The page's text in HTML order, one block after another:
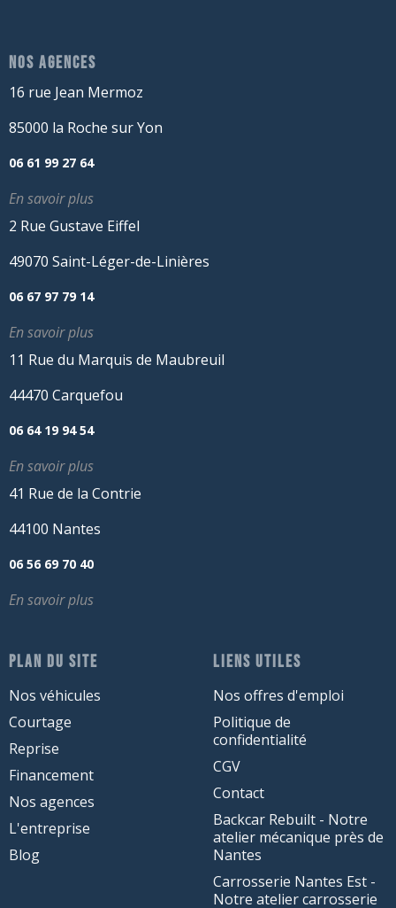
NOS AGENCES
16 rue Jean Mermoz
85000 la Roche sur Yon
06 61 99 27 64
En savoir plus
2 Rue Gustave Eiffel
49070 Saint-Léger-de-Linières
06 67 97 79 14
En savoir plus
11 Rue du Marquis de Maubreuil
44470 Carquefou
06 64 19 94 54
En savoir plus
41 Rue de la Contrie
44100 Nantes
06 56 69 70 40
En savoir plus
PLAN DU SITE
Nos véhicules
Courtage
Reprise
Financement
Nos agences
L'entreprise
Blog
LIENS UTILES
Nos offres d'emploi
Politique de
confidentialité
CGV
Contact
Backcar Rebuilt - Notre
atelier mécanique près de
Nantes
Carrosserie Nantes Est -
Notre atelier carrosserie